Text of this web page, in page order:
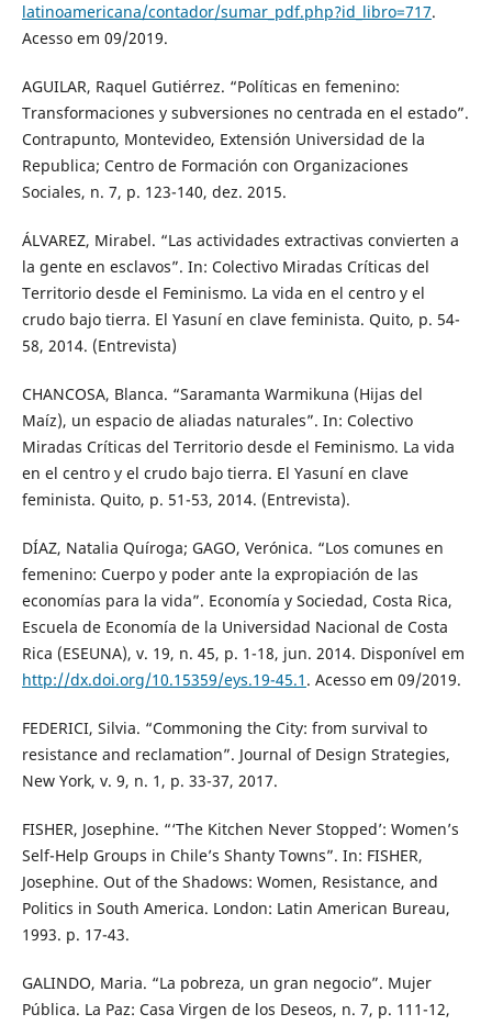
latinoamericana/contador/sumar_pdf.php?id_libro=717.
Acesso em 09/2019.
AGUILAR, Raquel Gutiérrez. “Políticas en femenino:
Transformaciones y subversiones no centrada en el estado”.
Contrapunto, Montevideo, Extensión Universidad de la
Republica; Centro de Formación con Organizaciones
Sociales, n. 7, p. 123-140, dez. 2015.
ÁLVAREZ, Mirabel. “Las actividades extractivas convierten a
la gente en esclavos”. In: Colectivo Miradas Críticas del
Territorio desde el Feminismo. La vida en el centro y el
crudo bajo tierra. El Yasuní en clave feminista. Quito, p. 54-
58, 2014. (Entrevista)
CHANCOSA, Blanca. “Saramanta Warmikuna (Hijas del
Maíz), un espacio de aliadas naturales”. In: Colectivo
Miradas Críticas del Territorio desde el Feminismo. La vida
en el centro y el crudo bajo tierra. El Yasuní en clave
feminista. Quito, p. 51-53, 2014. (Entrevista).
DÍAZ, Natalia Quíroga; GAGO, Verónica. “Los comunes en
femenino: Cuerpo y poder ante la expropiación de las
economías para la vida”. Economía y Sociedad, Costa Rica,
Escuela de Economía de la Universidad Nacional de Costa
Rica (ESEUNA), v. 19, n. 45, p. 1-18, jun. 2014. Disponível em
http://dx.doi.org/10.15359/eys.19-45.1 . Acesso em 09/2019.
FEDERICI, Silvia. “Commoning the City: from survival to
resistance and reclamation”. Journal of Design Strategies,
New York, v. 9, n. 1, p. 33-37, 2017.
FISHER, Josephine. “‘The Kitchen Never Stopped’: Women’s
Self-Help Groups in Chile’s Shanty Towns”. In: FISHER,
Josephine. Out of the Shadows: Women, Resistance, and
Politics in South America. London: Latin American Bureau,
1993. p. 17-43.
GALINDO, Maria. “La pobreza, un gran negocio”. Mujer
Pública. La Paz: Casa Virgen de los Deseos, n. 7, p. 111-12,